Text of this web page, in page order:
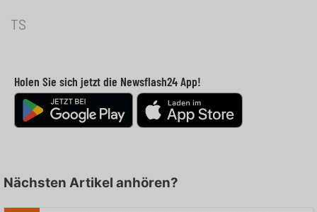
TS
Holen Sie sich jetzt die Newsflash24 App!
Nächsten Artikel anhören?